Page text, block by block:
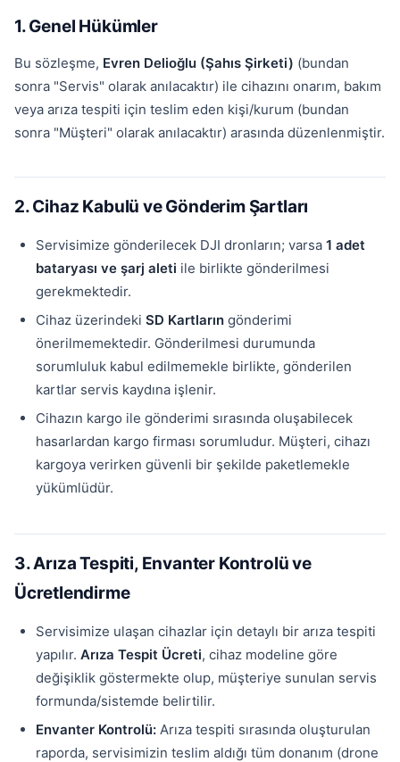
1. Genel Hükümler
Bu sözleşme, Evren Delioğlu (Şahıs Şirketi) (bundan
sonra "Servis" olarak anılacaktır) ile cihazını onarım, bakım
veya arıza tespiti için teslim eden kişi/kurum (bundan
sonra "Müşteri" olarak anılacaktır) arasında düzenlenmiştir.
2. Cihaz Kabulü ve Gönderim Şartları
Servisimize gönderilecek DJI dronların; varsa 1 adet
bataryası ve şarj aleti ile birlikte gönderilmesi
gerekmektedir.
Cihaz üzerindeki SD Kartların gönderimi
önerilmemektedir. Gönderilmesi durumunda
sorumluluk kabul edilmemekle birlikte, gönderilen
kartlar servis kaydına işlenir.
Cihazın kargo ile gönderimi sırasında oluşabilecek
hasarlardan kargo firması sorumludur. Müşteri, cihazı
kargoya verirken güvenli bir şekilde paketlemekle
yükümlüdür.
3. Arıza Tespiti, Envanter Kontrolü ve
Ücretlendirme
Servisimize ulaşan cihazlar için detaylı bir arıza tespiti
yapılır. Arıza Tespit Ücreti, cihaz modeline göre
değişiklik göstermekte olup, müşteriye sunulan servis
formunda/sistemde belirtilir.
Envanter Kontrolü: Arıza tespiti sırasında oluşturulan
raporda, servisimizin teslim aldığı tüm donanım (drone